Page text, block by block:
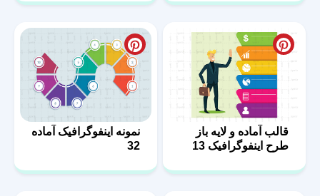
قالب آماده و لایه باز
طرح اینفوگرافیک 13
نمونه اینفوگرافیک آماده
32